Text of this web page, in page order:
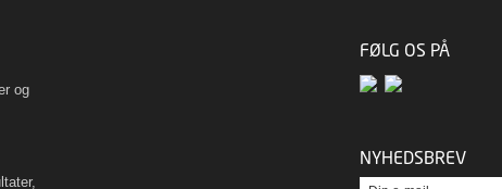
og
FØLG OS PÅ
NYHEDSBREV